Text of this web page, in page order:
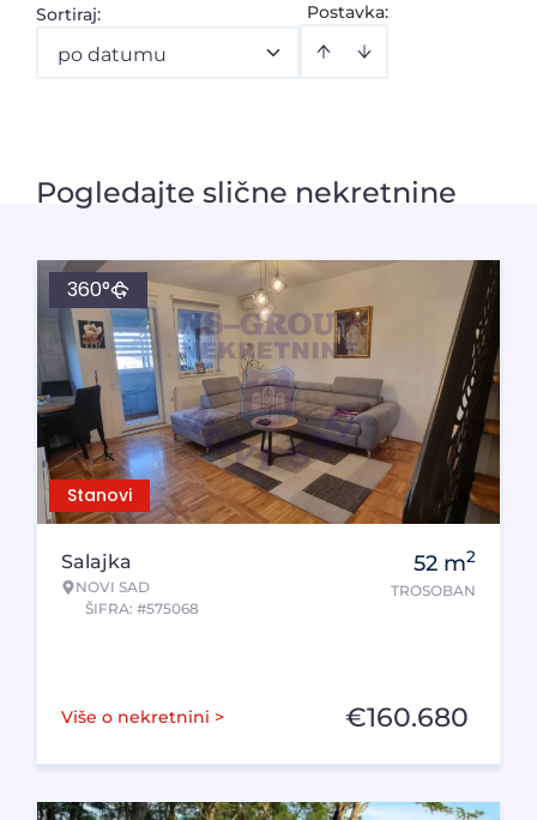
Postavka:
Sortiraj:
po datumu
Pogledajte slične nekretnine
Stanovi
360°
Salajka
NOVI SAD
ŠIFRA: #575068
52 m2
TROSOBAN
Više o nekretnini > €160.680